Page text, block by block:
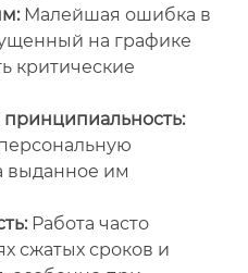
Малейшая ошибка в
на графике
критические
принципиальность:
выданное им
Работа часто
сжатых сроков и